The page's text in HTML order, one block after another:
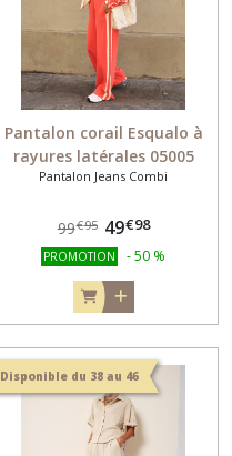
Pantalon corail Esqualo à
rayures latérales 05005
Pantalon Jeans Combi
99€95 49€98
PROMOTION -50 %
Disponible du 38 au 46